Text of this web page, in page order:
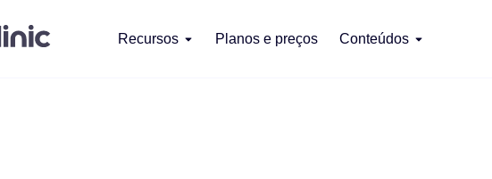
Recursos Planos e preços Conteúdos